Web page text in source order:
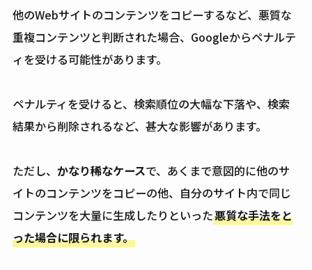
他のWebサイトのコンテンツをコピーするなど、悪質な
重複コンテンツと判断された場合、Googleからペナルテ
ィを受ける可能性があります。
ペナルティを受けると、検索順位の大幅な下落や、検索
結果から削除されるなど、甚大な影響があります。
ただし、 かなり稀なケースで、あくまで意図的に他のサ
イトのコンテンツをコピーの他、自分のサイト内で同じ
コンテンツを大量に生成したりといった悪質な手法をと
った場合に限られます。